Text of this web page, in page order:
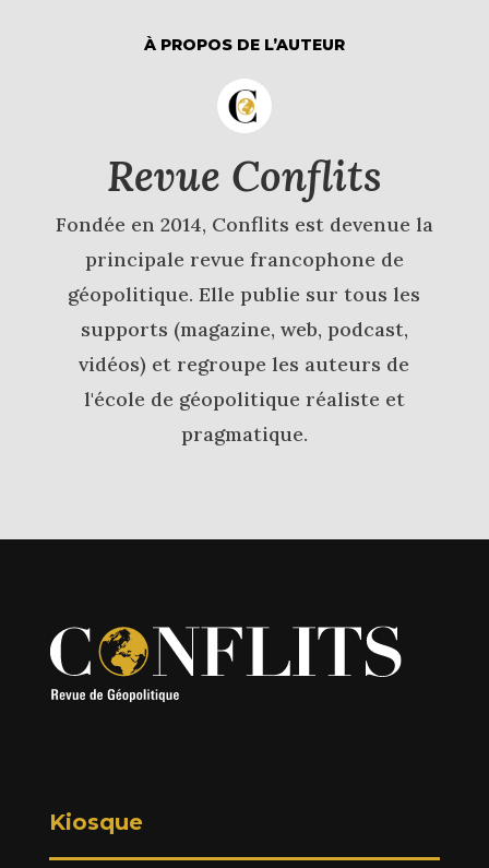
À PROPOS DE L’AUTEUR
Revue Conflits
Fondée en 2014, Conflits est devenue la
principale revue francophone de
géopolitique. Elle publie sur tous les
supports (magazine, web, podcast,
vidéos) et regroupe les auteurs de
l'école de géopolitique réaliste et
pragmatique.
Kiosque